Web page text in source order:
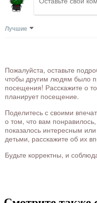
Лучшие
Пожалуйста, оставьте
чтобы другим людям было
посещения! Расскажите о
планирует посещение.
Поделитесь с своими
о том, что вам
показалось интересным
детьми, расскажите об их
Будьте корректны, и